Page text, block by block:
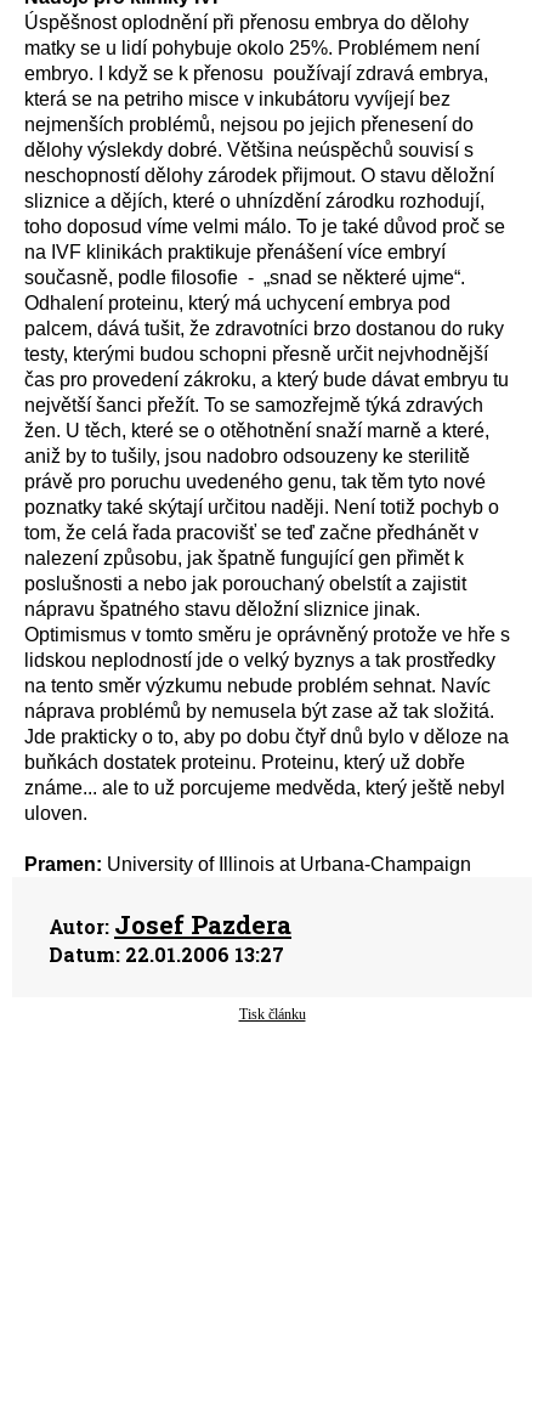
Úspěšnost oplodnění při přenosu embrya do dělohy
matky se u lidí pohybuje okolo 25%. Problémem není
embryo. I když se k přenosu používají zdravá embrya,
která se na petriho misce v inkubátoru vyvíjejí bez
nejmenších problémů, nejsou po jejich přenesení do
dělohy výslekdy dobré. Většina neúspěchů souvisí s
neschopností dělohy zárodek přijmout. O stavu děložní
sliznice a dějích, které o uhnízdění zárodku rozhodují,
toho doposud víme velmi málo. To je také důvod proč se
na IVF klinikách praktikuje přenášení více embryí
současně, podle filosofie - „snad se některé ujme“.
Odhalení proteinu, který má uchycení embrya pod
palcem, dává tušit, že zdravotníci brzo dostanou do ruky
testy, kterými budou schopni přesně určit nejvhodnější
čas pro provedení zákroku, a který bude dávat embryu tu
největší šanci přežít. To se samozřejmě týká zdravých
žen. U těch, které se o otěhotnění snaží marně a které,
aniž by to tušily, jsou nadobro odsouzeny ke sterilitě
právě pro poruchu uvedeného genu, tak těm tyto nové
poznatky také skýtají určitou naději. Není totiž pochyb o
tom, že celá řada pracovišť se teď začne předhánět v
nalezení způsobu, jak špatně fungující gen přimět k
poslušnosti a nebo jak porouchaný obelstít a zajistit
nápravu špatného stavu děložní sliznice jinak.
Optimismus v tomto směru je oprávněný protože ve hře s
lidskou neplodností jde o velký byznys a tak prostředky
na tento směr výzkumu nebude problém sehnat. Navíc
náprava problémů by nemusela být zase až tak složitá.
Jde prakticky o to, aby po dobu čtyř dnů bylo v děloze na
buňkách dostatek proteinu. Proteinu, který už dobře
známe... ale to už porcujeme medvěda, který ještě nebyl
uloven.
Pramen: University of Illinois at Urbana-Champaign
Autor: Josef Pazdera
Datum: 22.01.2006 13:27
Tisk článku